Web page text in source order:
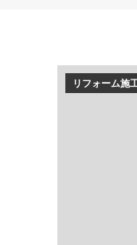
リフォーム施